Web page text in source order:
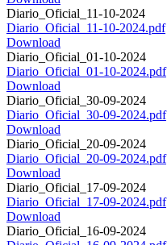
Diario_Oficial_11-10-2024
Diario_Oficial_11-10-2024.pdf
Download
Diario_Oficial_01-10-2024
Diario_Oficial_01-10-2024.pdf
Download
Diario_Oficial_30-09-2024
Diario_Oficial_30-09-2024.pdf
Download
Diario_Oficial_20-09-2024
Diario_Oficial_20-09-2024.pdf
Download
Diario_Oficial_17-09-2024
Diario_Oficial_17-09-2024.pdf
Download
Diario_Oficial_16-09-2024